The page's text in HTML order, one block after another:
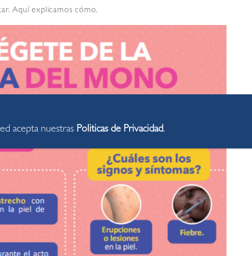
Aquí explicamos cómo.
acepta nuestras Politicas de Privacidad.